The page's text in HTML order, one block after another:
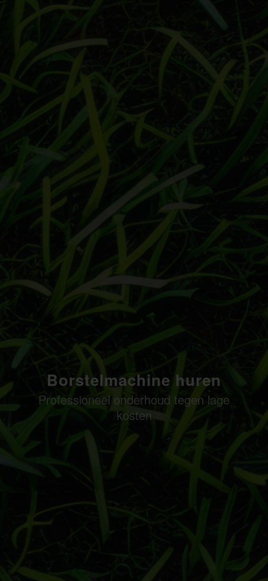
Borstelmachine huren
Professioneel onderhoud tegen lage
kosten